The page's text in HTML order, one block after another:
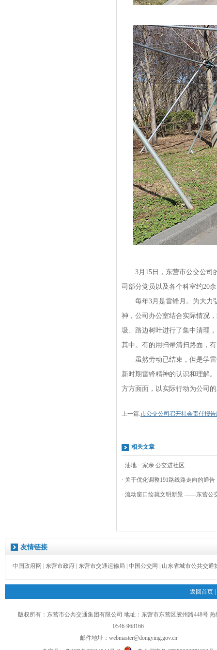
3月15日，东营市公交公司的
司部分党员以及各个科室约20
每年3月是雷锋月。为大力弘
神，公司办公室结合实际情况
圾、路边树叶进行了集中清理
其中。有的用扫帚清扫路面，
虽然劳动已结束，但是学雷
新时期雷锋精神的认识和理解
方方面面，以实际行动为公司
上一篇:市公交公司召开社会责任报
相关文章
· 油地一家亲 公交进社区
· 关于优化调整191路线路走向的通告
· 流动窗口绘就文明新景 ——东营公
友情链接
中国政府网 东营市政府 东营市交通运输局 中国公交网 山东省城市公共交通
返回首页
版权所有：东营市公共交通集团有限公司 地址：东营市东营区胶州路448号
0546-968166
邮件地址： webmaster@dongying.gov.cn